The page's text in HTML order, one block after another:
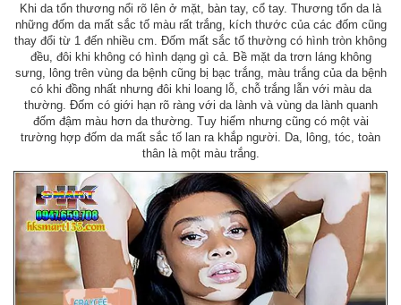
Khi da tổn thương nổi rõ lên ở mặt, bàn tay, cổ tay. Thương tổn da là
những đốm da mất sắc tố màu rất trắng, kích thước của các đốm cũng
thay đổi từ 1 đến nhiều cm. Đốm mất sắc tố thường có hình tròn không
đều, đôi khi không có hình dạng gì cả. Bề mặt da trơn láng không
sưng, lông trên vùng da bệnh cũng bị bạc trắng, màu trắng của da bệnh
có khi đồng nhất nhưng đôi khi loang lỗ, chỗ trắng lẫn với màu da
thường. Đốm có giới hạn rõ ràng với da lành và vùng da lành quanh
đốm đậm màu hơn da thường. Tuy hiếm nhưng cũng có một vài
trường hợp đốm da mất sắc tố lan ra khắp người. Da, lông, tóc, toàn
thân là một màu trắng.